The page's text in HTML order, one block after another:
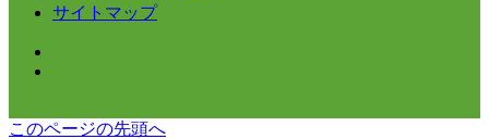
サイトマップ
このページの先頭へ